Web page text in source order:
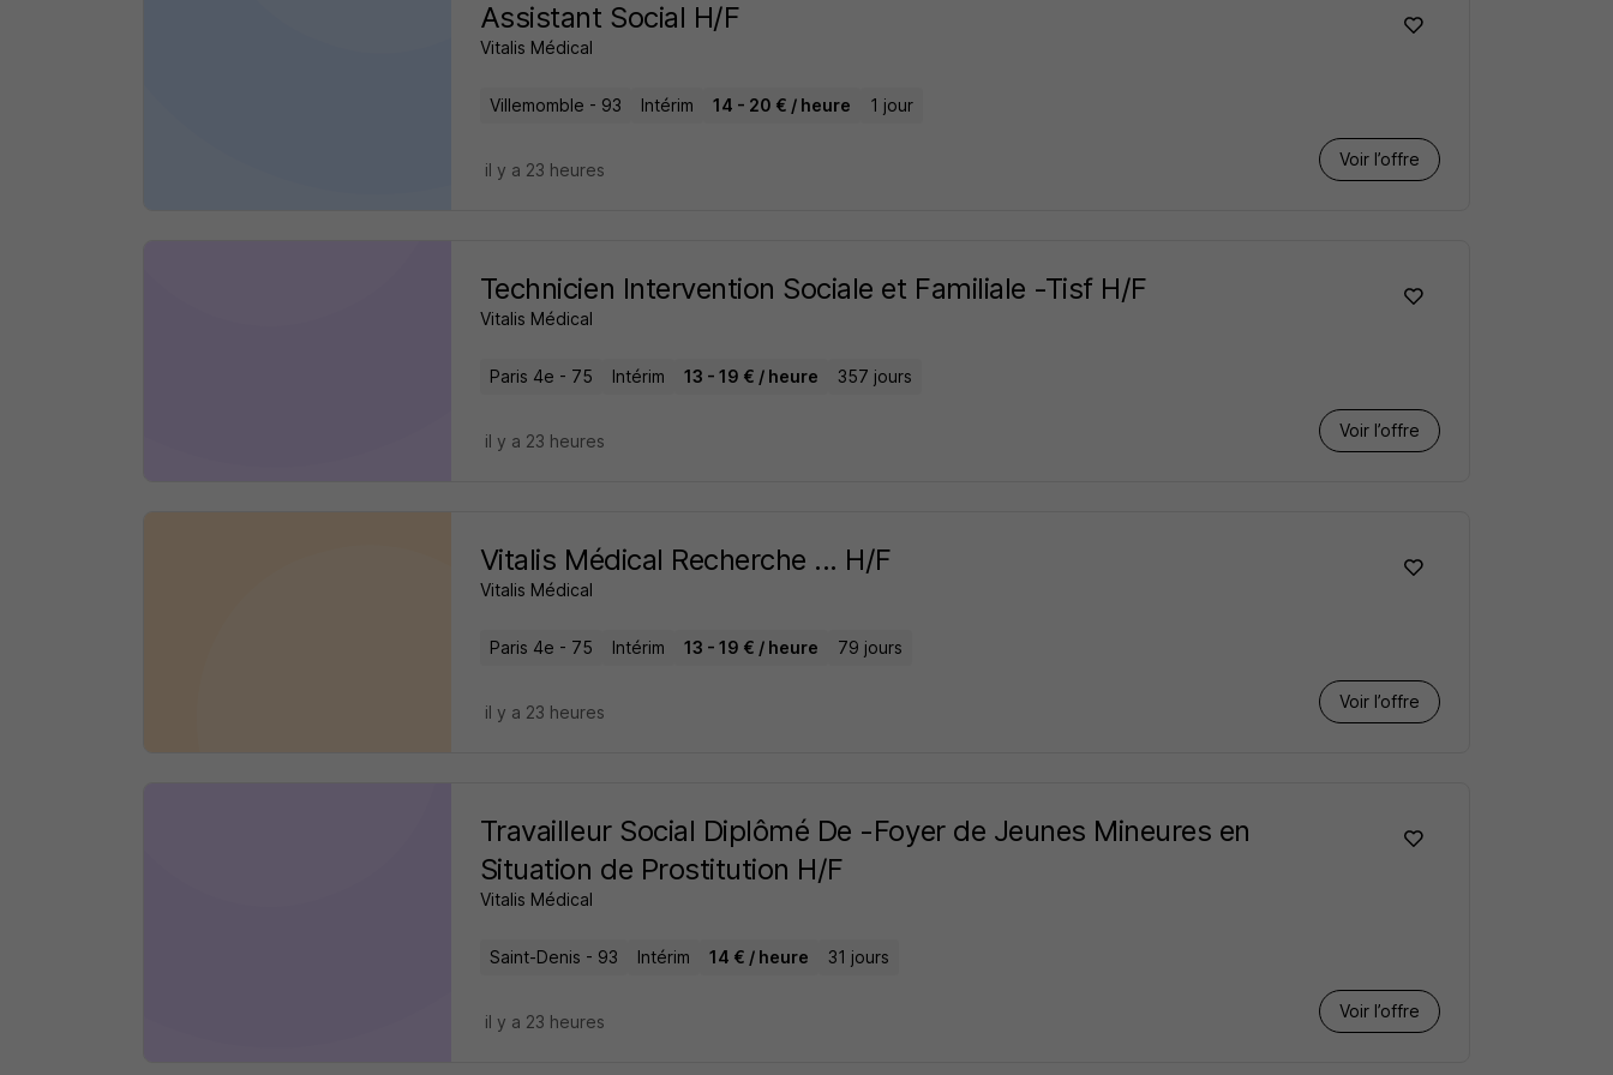
Assistant Social H/F
Vitalis Médical
Villemomble - 93 Intérim 14 - 20 € / heure 1 jour
Voir l’offre
il y a 23 heures
Technicien Intervention Sociale et Familiale -Tisf H/F
Vitalis Médical
Paris 4e - 75 Intérim 13 - 19 € / heure 357 jours
Voir l’offre
il y a 23 heures
Vitalis Médical Recherche ... H/F
Vitalis Médical
Paris 4e - 75 Intérim 13 - 19 € / heure 79 jours
Voir l’offre
il y a 23 heures
Travailleur Social Diplômé De -Foyer de Jeunes Mineures en
Situation de Prostitution H/F
Vitalis Médical
Saint-Denis - 93 Intérim 14 € / heure 31 jours
Voir l’offre
il y a 23 heures